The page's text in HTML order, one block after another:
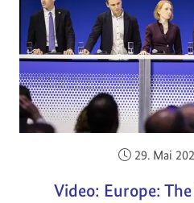
29. Mai
Video: Europe: